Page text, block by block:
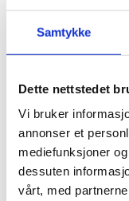
Samtykke
Dette nettstedet
Vi bruker
annonser et
mediefunksjoner
dessuten
vårt, med
ansvarliggjøring
bedriftsintern
blended learning
dilemmatrening